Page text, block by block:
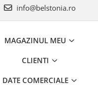
info@belstonia.ro
MAGAZINUL MEU
CLIENTI
DATE COMERCIALE